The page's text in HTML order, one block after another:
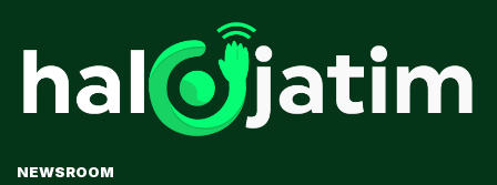
NEWSROOM